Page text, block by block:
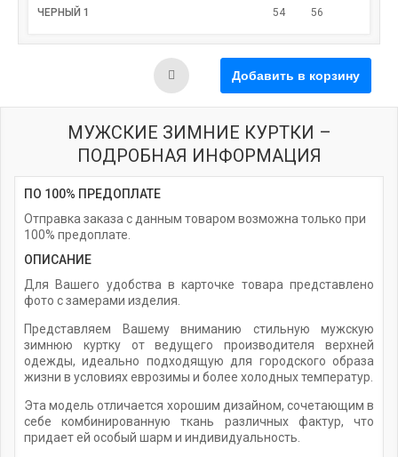
ЧЕРНЫЙ 1 54 56
МУЖСКИЕ ЗИМНИЕ КУРТКИ –
ПОДРОБНАЯ ИНФОРМАЦИЯ
ПО 100% ПРЕДОПЛАТЕ
Отправка заказа с данным товаром возможна только при
100% предоплате.
ОПИСАНИЕ
Для Вашего удобства в карточке товара представлено
фото с замерами изделия.
Представляем Вашему вниманию стильную мужскую
зимнюю куртку от ведущего производителя верхней
одежды, идеально подходящую для городского образа
жизни в условиях еврозимы и более холодных температур.
Эта модель отличается хорошим дизайном, сочетающим в
себе комбинированную ткань различных фактур, что
придает ей особый шарм и индивидуальность.